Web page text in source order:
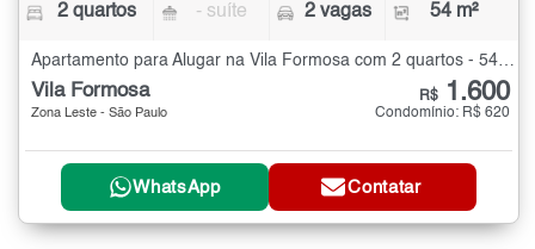
2 quartos - suíte 2 vagas 54 m²
Apartamento para Alugar na Vila Formosa com 2 quartos - 54 m²
Vila Formosa
Zona Leste - São Paulo
R$ 1.600
Condomínio: R$ 620
WhatsApp Contatar